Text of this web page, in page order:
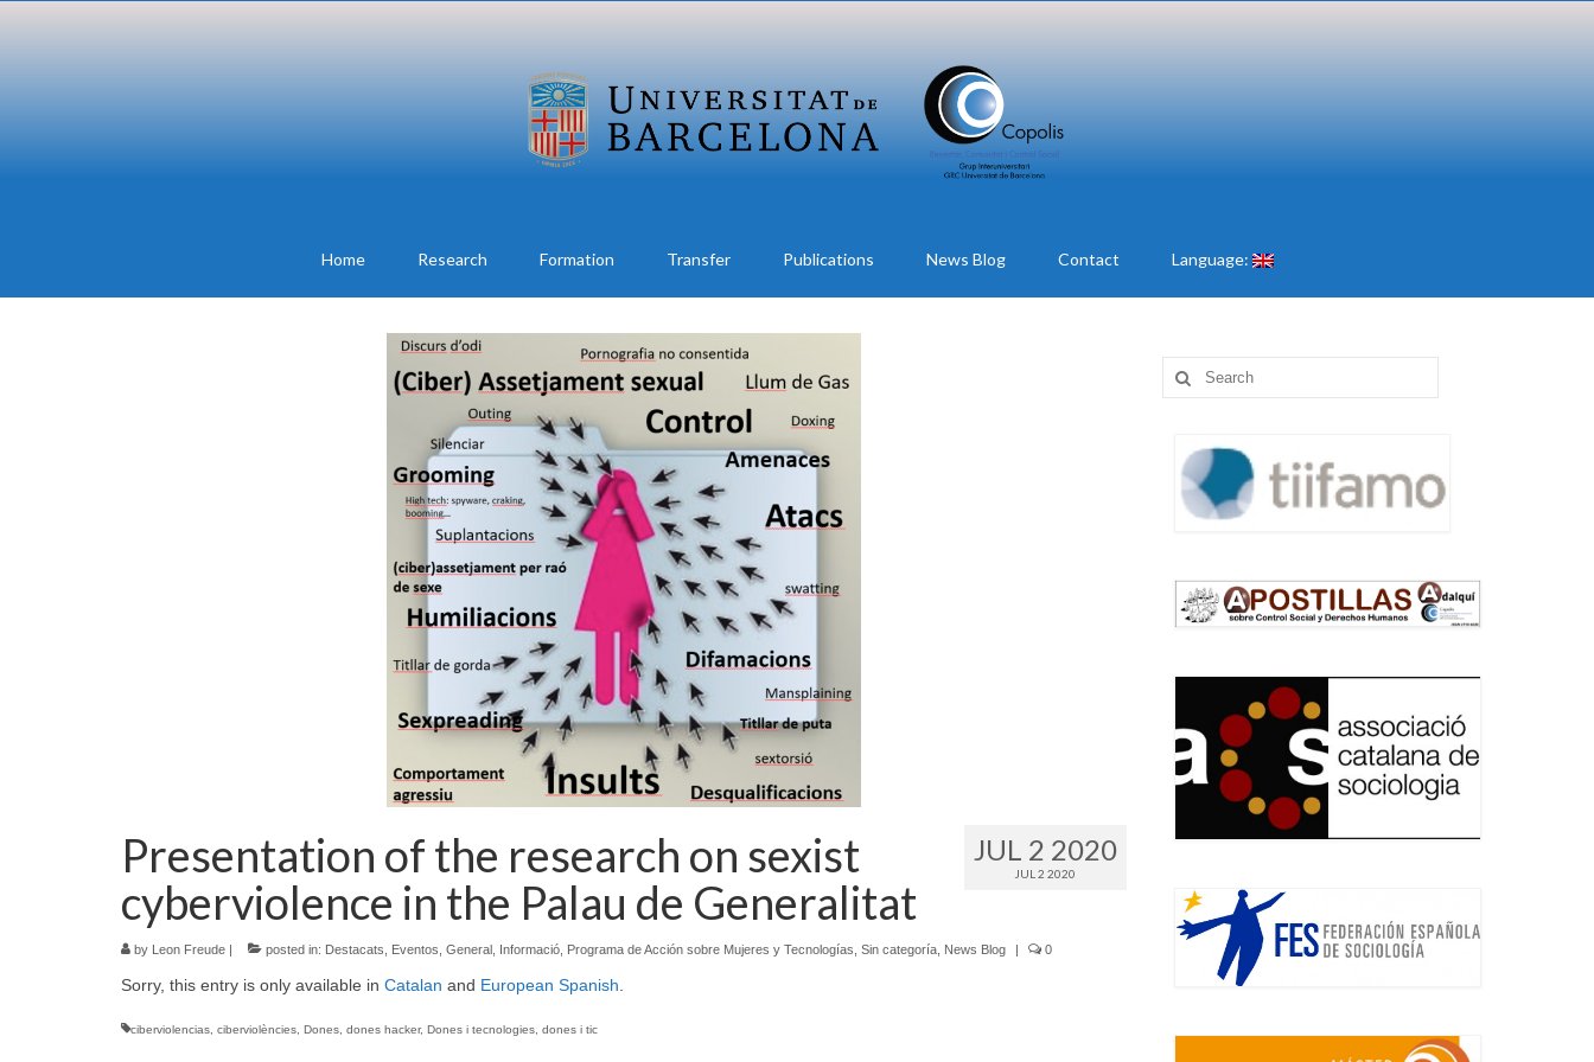
Home Research Formation Transfer Publications News Blog Contact Language:
JUL 2 2020
JUL 2 2020
Presentation of the research on sexist
cyberviolence in the Palau de Generalitat
by Leon Freude | posted in: Destacats Eventos General Informació Programa de Acción sobre Mujeres y Tecnologías Sin categoría News Blog | 0
Sorry, this entry is only available in Catalan and European Spanish
ciberviolencias ciberviolències Dones dones hacker, Dones i tecnologies dones i tic
Search
for: